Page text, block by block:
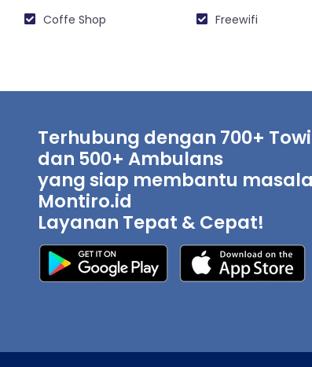
Coffe Shop Freewifi
Terhubung dengan 700+
dan 500+ Ambulans
yang siap membantu
Montiro.id
Layanan Tepat & Cepat!